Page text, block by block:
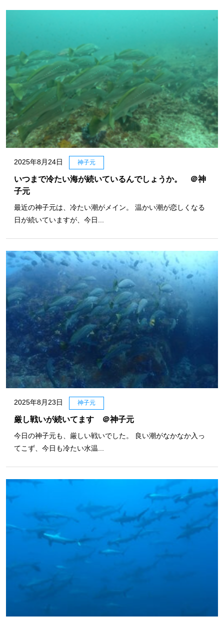
2025年8月24日 神子元
いつまで冷たい海が続いているんでしょうか。 ＠神
子元
最近の神子元は、冷たい潮がメイン。 温かい潮が恋しくなる
日が続いていますが、今日...
2025年8月23日 神子元
厳し戦いが続いてます ＠神子元
今日の神子元も、厳しい戦いでした。 良い潮がなかなか入っ
てこず、今日も冷たい水温...